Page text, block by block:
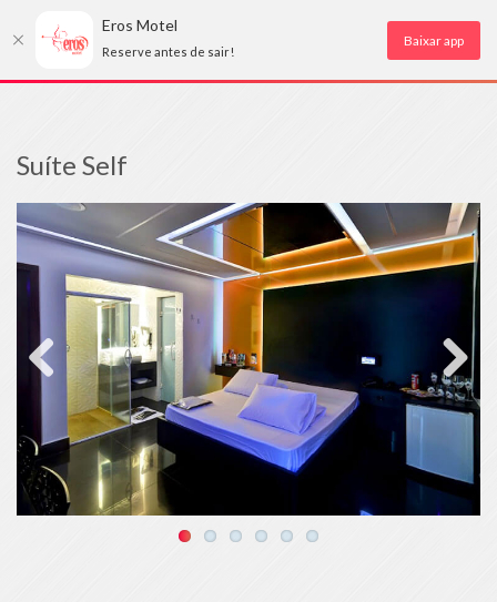
Eros Motel
Reserve antes de sair!
Baixar app
Suíte Self
Next